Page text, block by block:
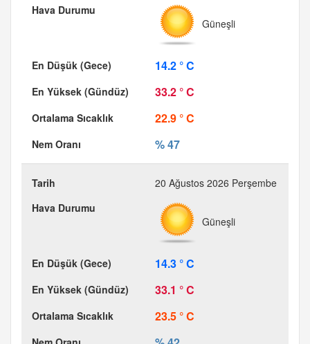
Güneşli
14.2 ° C
33.2 ° C
22.9 ° C
% 47
20 Ağustos 2026 Perşembe
Güneşli
14.3 ° C
33.1 ° C
23.5 ° C